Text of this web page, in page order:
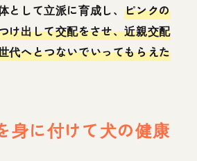
として立派に育成し、ピンクの
け出して交配をさせ、近親交配
代へとつないでいってもらえた
身に付けて犬の健康